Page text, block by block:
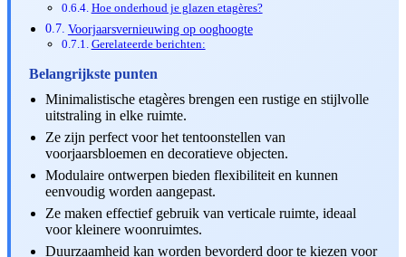
Hoe onderhoud je glazen etagères?
Voorjaarsvernieuwing op ooghoogte
Gerelateerde berichten:
Belangrijkste punten
Minimalistische etagères brengen een rustige en stijlvolle
uitstraling in elke ruimte.
Ze zijn perfect voor het tentoonstellen van
voorjaarsbloemen en decoratieve objecten.
Modulaire ontwerpen bieden flexibiliteit en kunnen
eenvoudig worden aangepast.
Ze maken effectief gebruik van verticale ruimte, ideaal
voor kleinere woonruimtes.
Duurzaamheid kan worden bevorderd door te kiezen voor